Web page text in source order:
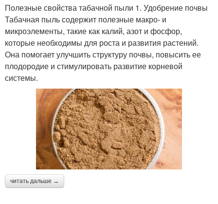
Полезные свойства табачной пыли 1. Удобрение почвы
Табачная пыль содержит полезные макро- и
микроэлементы, такие как калий, азот и фосфор,
которые необходимы для роста и развития растений.
Она помогает улучшить структуру почвы, повысить ее
плодородие и стимулировать развитие корневой
системы.
читать дальше →